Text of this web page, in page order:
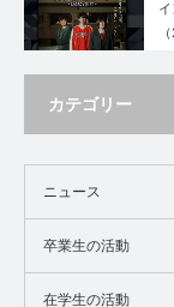
カテゴリー
ニュース
卒業生の活動
在学生の活動